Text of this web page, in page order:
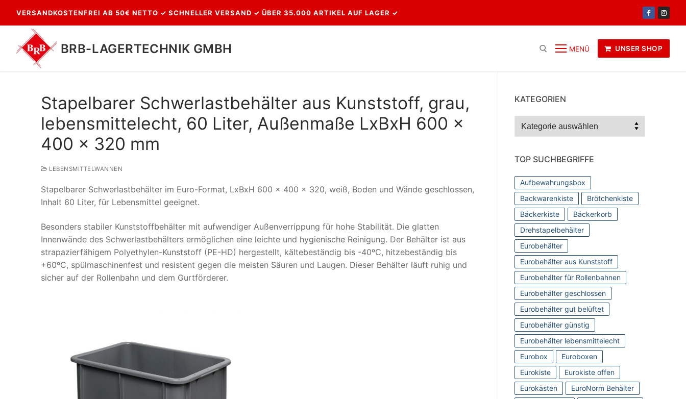
Inhalt
springen
VERSANDKOSTENFREI AB 50€ NETTO ✓ SCHNELLER VERSAND ✓ ÜBER 35.000 ARTIKEL AUF LAGER ✓
BRB-LAGERTECHNIK GMBH MENÜ UNSER SHOP
nach:
Stapelbarer Schwerlastbehälter aus Kunststoff, grau,
lebensmittelecht, 60 Liter, Außenmaße LxBxH 600 x
400 x 320 mm
LEBENSMITTELWANNEN
Stapelbarer Schwerlastbehälter im Euro-Format, LxBxH 600 x 400 x 320, weiß, Boden und Wände geschlossen,
Inhalt 60 Liter, für Lebensmittel geeignet.
Besonders stabiler Kunststoffbehälter mit aufwendiger Außenverrippung für hohe Stabilität. Die glatten
Innenwände des Schwerlastbehälters ermöglichen eine leichte und hygienische Reinigung. Der Behälter ist aus
strapazierfähigem Polyethylen-Kunststoff (PE-HD) hergestellt, kältebeständig bis -40ºC, hitzebeständig bis
+60ºC, spülmaschinenfest und resistent gegen die meisten Säuren und Laugen. Dieser Behälter läuft ruhig und
sicher auf der Rollenbahn und dem Gurtförderer.
KATEGORIEN
Kategorien
TOP SUCHBEGRIFFE
Aufbewahrungsbox
Backwarenkiste
Brötchenkiste
Bäckerkiste
Bäckerkorb
Drehstapelbehälter
Eurobehälter
Eurobehälter aus Kunststoff
Eurobehälter für Rollenbahnen
Eurobehälter geschlossen
Eurobehälter gut belüftet
Eurobehälter günstig
Eurobehälter lebensmittelecht
Eurobox
Euroboxen
Eurokiste
Eurokiste offen
Eurokästen
EuroNorm Behälter